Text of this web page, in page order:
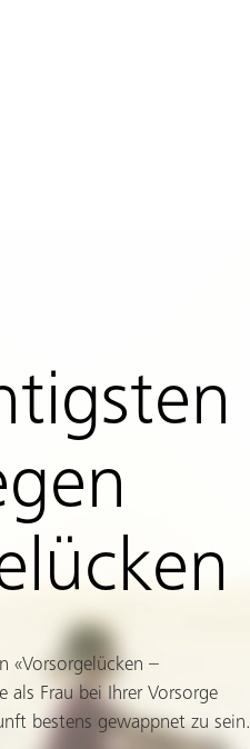
«Vorsorgelücken –
als Frau bei Ihrer Vorsorge
bestens gewappnet zu sein.